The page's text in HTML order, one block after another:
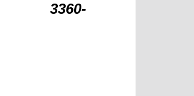
3360-